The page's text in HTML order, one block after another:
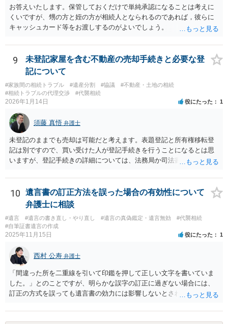
お答えいたします。保管しておくだけで単純承認になることは考えに
くいですが、甥の方と姪の方が相続人となられるのであれば，彼らに
キャッシュカード等をお渡しするのがよいでしょう。
9
未登記家屋を含む不動産の売却手続きと必要な登
記について
#家族間の相続トラブル #遺産分割 #協議
#不動産・土地の相続
#相続トラブルの代理交渉
#代襲相続
2026年1月14日 役にたった 1
須藤 真悟 弁護士
未登記のままでも売却は可能だと考えます。表題登記と所有権移転登
記は別ですので、買い受けた人が登記手続きを行うことになるとは思
いますが、登記手続きの詳細については、法務局か司法書士に確認す
10
遺言書の訂正方法を誤った場合の有効性について
弁護士に相談
#遺言 #遺言の書き直し・やり直し #遺言の真偽鑑定・遺言無効
#代襲相続
#自筆証書遺言の作成
2025年11月15日 役にたった 1
西村 公寿 弁護士
「間違った所を二重線を引いて印鑑を押して正しい文字を書いていま
した。」とのことですが、明らかな誤字の訂正に過ぎない場合には、
訂正の方式を誤っても遺言書の効力には影響しないとされているよう